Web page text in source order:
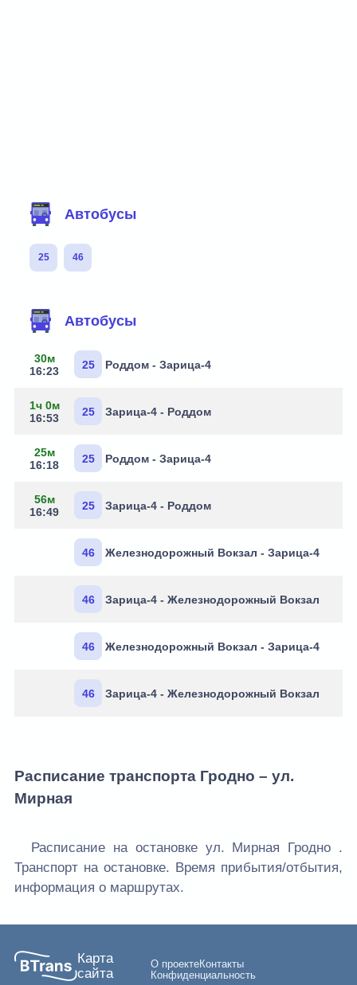
Автобусы
25 46
Автобусы
30м
16:23
25 Роддом - Зарица-4
1ч 0м
16:53
25 Зарица-4 - Роддом
25м
16:18
25 Роддом - Зарица-4
56м
16:49
25 Зарица-4 - Роддом
46 Железнодорожный Вокзал - Зарица-4
46 Зарица-4 - Железнодорожный Вокзал
46 Железнодорожный Вокзал - Зарица-4
46 Зарица-4 - Железнодорожный Вокзал
Расписание транспорта Гродно – ул.
Мирная
Расписание на остановке ул. Мирная Гродно .
Транспорт на остановке. Время прибытия/отбытия,
информация о маршрутах.
Карта
сайта
О проектеКонтакты
Конфиденциальность